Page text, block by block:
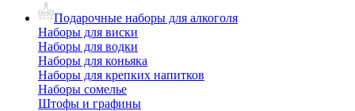
Подарочные наборы для алкоголя
Наборы для виски
Наборы для водки
Наборы для коньяка
Наборы для крепких напитков
Наборы сомелье
Штофы и графины